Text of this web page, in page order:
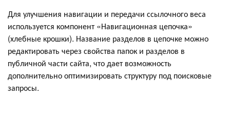
Для улучшения навигации и передачи ссылочного веса
используется компонент «Навигационная цепочка»
(хлебные крошки). Название разделов в цепочке можно
редактировать через свойства папок и разделов в
публичной части сайта, что дает возможность
дополнительно оптимизировать структуру под поисковые
запросы.